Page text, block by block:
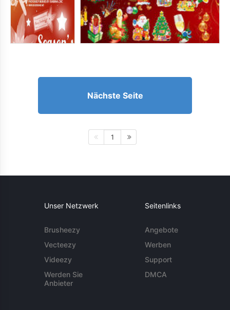
Nächste Seite
1
Unser Netzwerk
Brusheezy
Vecteezy
Videezy
Werden Sie
Anbieter
Seitenlinks
Angebote
Werben
Support
DMCA